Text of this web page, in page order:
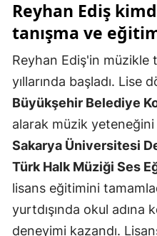
Reyhan Ediş
tanışma ve
Reyhan Ediş'in müzikle
yıllarında başladı. Lise
Büyükşehir Belediye
alarak müzik
Sakarya Üniversitesi
Türk Halk Müziği Ses
lisans eğitimini
yurtdışında okul adına
deneyimi kazandı.